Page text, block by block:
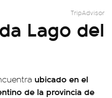
TripAdvisor
Lago del
ubicado en el
de la provincia de